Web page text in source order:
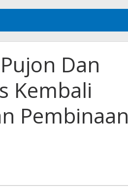
Dan
Kembali
Pembinaan